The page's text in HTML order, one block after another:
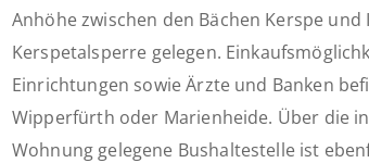
Anhöhe zwischen den Bächen Kerspe
Kerspetalsperre gelegen.
Einrichtungen sowie Ärzte und Banken
Wipperfürth oder Marienheide. Über die
Wohnung gelegene Bushaltestelle ist